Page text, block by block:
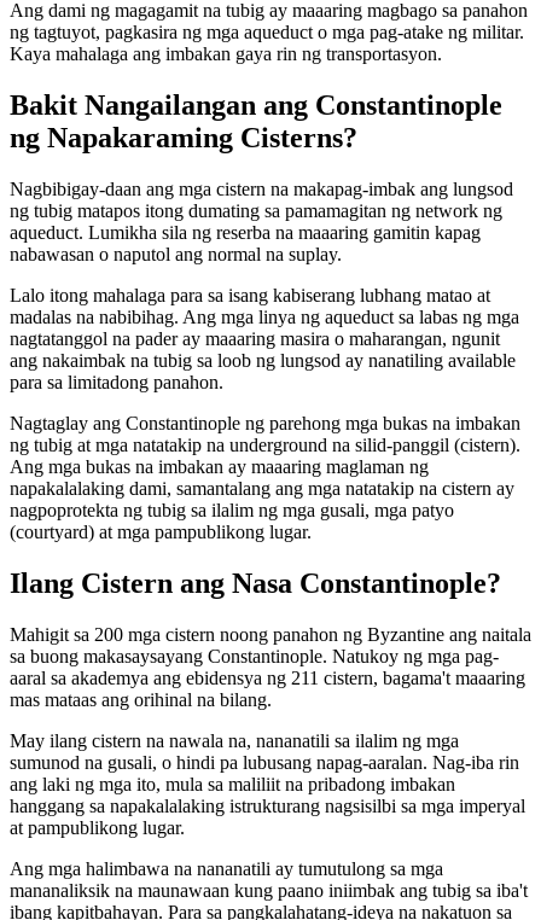
Ang dami ng magagamit na tubig ay maaaring magbago sa panahon
ng tagtuyot, pagkasira ng mga aqueduct o mga pag-atake ng militar.
Kaya mahalaga ang imbakan gaya rin ng transportasyon.
Bakit Nangailangan ang Constantinople
ng Napakaraming Cisterns?
Nagbibigay-daan ang mga cistern na makapag-imbak ang lungsod
ng tubig matapos itong dumating sa pamamagitan ng network ng
aqueduct. Lumikha sila ng reserba na maaaring gamitin kapag
nabawasan o naputol ang normal na suplay.
Lalo itong mahalaga para sa isang kabiserang lubhang matao at
madalas na nabibihag. Ang mga linya ng aqueduct sa labas ng mga
nagtatanggol na pader ay maaaring masira o maharangan, ngunit
ang nakaimbak na tubig sa loob ng lungsod ay nanatiling available
para sa limitadong panahon.
Nagtaglay ang Constantinople ng parehong mga bukas na imbakan
ng tubig at mga natatakip na underground na silid-panggil (cistern).
Ang mga bukas na imbakan ay maaaring maglaman ng
napakalalaking dami, samantalang ang mga natatakip na cistern ay
nagpoprotekta ng tubig sa ilalim ng mga gusali, mga patyo
(courtyard) at mga pampublikong lugar.
Ilang Cistern ang Nasa Constantinople?
Mahigit sa 200 mga cistern noong panahon ng Byzantine ang naitala
sa buong makasaysayang Constantinople. Natukoy ng mga pag-
aaral sa akademya ang ebidensya ng 211 cistern, bagama't maaaring
mas mataas ang orihinal na bilang.
May ilang cistern na nawala na, nananatili sa ilalim ng mga
sumunod na gusali, o hindi pa lubusang napag-aaralan. Nag-iba rin
ang laki ng mga ito, mula sa maliliit na pribadong imbakan
hanggang sa napakalalaking istrukturang nagsisilbi sa mga imperyal
at pampublikong lugar.
Ang mga halimbawa na nananatili ay tumutulong sa mga
mananaliksik na maunawaan kung paano iniimbak ang tubig sa iba't
ibang kapitbahayan. Para sa pangkalahatang-ideya na nakatuon sa